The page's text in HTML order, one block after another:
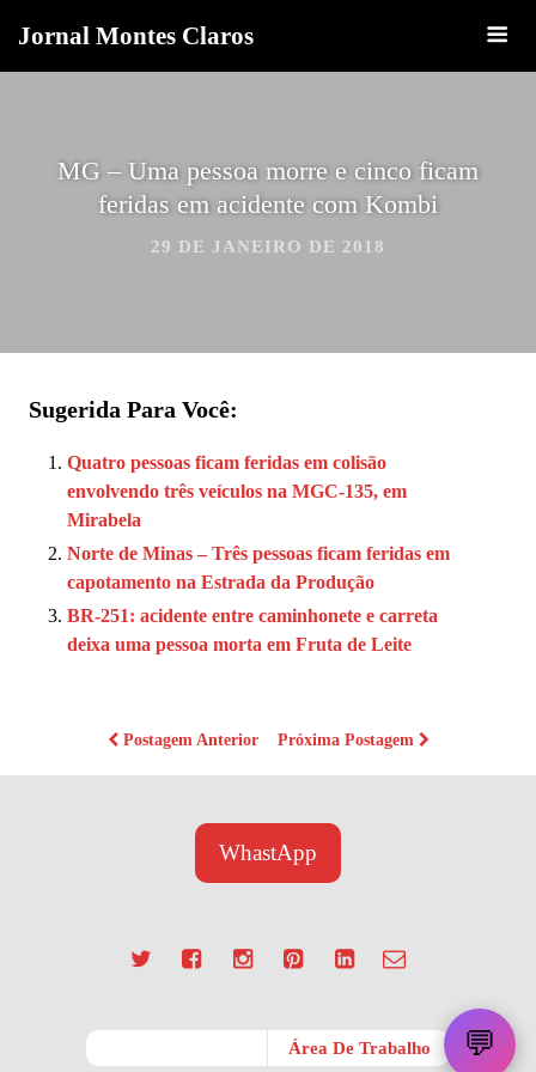
Jornal Montes Claros
MG – Uma pessoa morre e cinco ficam
feridas em acidente com Kombi
29 DE JANEIRO DE 2018
Sugerida Para Você:
Quatro pessoas ficam feridas em colisão
envolvendo três veículos na MGC-135, em
Mirabela
Norte de Minas – Três pessoas ficam feridas em
capotamento na Estrada da Produção
BR-251: acidente entre caminhonete e carreta
deixa uma pessoa morta em Fruta de Leite
Postagem Anterior Próxima Postagem
WhastApp
💬
Área De Trabalho